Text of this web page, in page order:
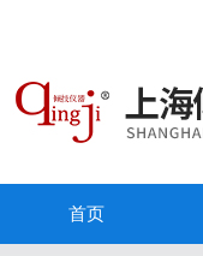
首页